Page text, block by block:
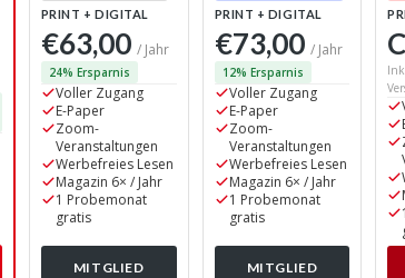
PRINT + DIGITAL
€63,00 / Jahr
24% Ersparnis
Voller Zugang
E-Paper
Zoom-
Veranstaltungen
Werbefreies Lesen
Magazin 6× / Jahr
1 Probemonat
gratis
MITGLIED
PRINT + DIGITAL
€73,00 / Jahr
12% Ersparnis
Voller Zugang
E-Paper
Zoom-
Veranstaltungen
Werbefreies Lesen
Magazin 6× / Jahr
1 Probemonat
gratis
MITGLIED